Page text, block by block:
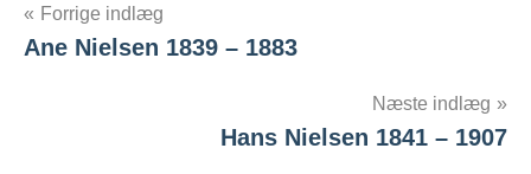
Indlægsnavigation
Forrige indlæg
Ane Nielsen 1839 – 1883
Næste indlæg
Hans Nielsen 1841 – 1907